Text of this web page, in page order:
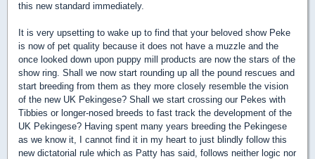
this new standard immediately.
It is very upsetting to wake up to find that your beloved show Peke
is now of pet quality because it does not have a muzzle and the
once looked down upon puppy mill products are now the stars of the
show ring. Shall we now start rounding up all the pound rescues and
start breeding from them as they more closely resemble the vision
of the new UK Pekingese? Shall we start crossing our Pekes with
Tibbies or longer-nosed breeds to fast track the development of the
UK Pekingese? Having spent many years breeding the Pekingese
as we know it, I cannot find it in my heart to just blindly follow this
new dictatorial rule which as Patty has said, follows neither logic nor